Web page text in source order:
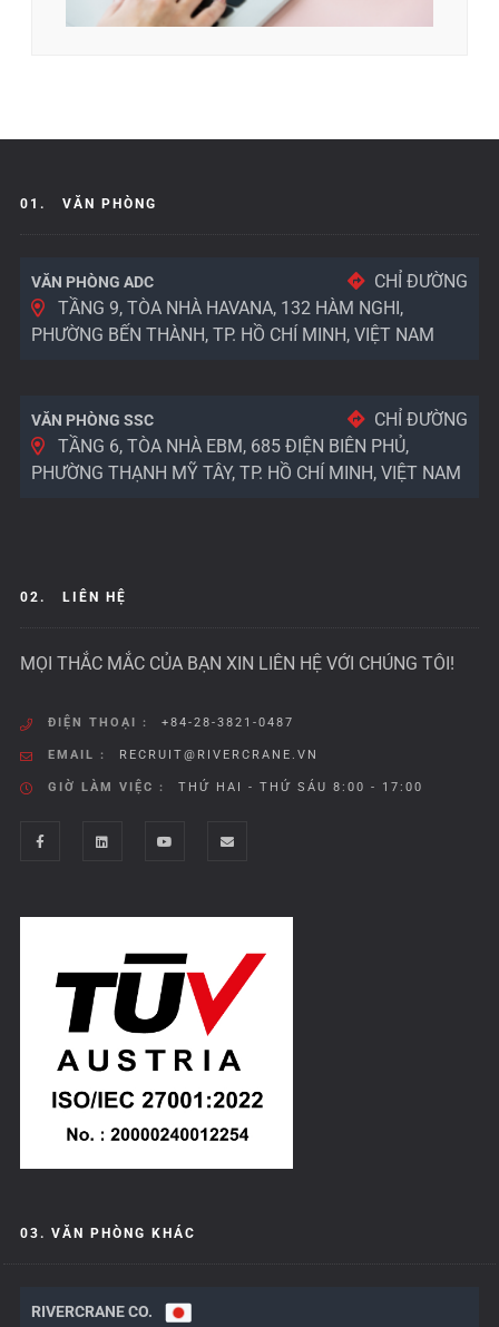
01. VĂN PHÒNG
VĂN PHÒNG ADC
CHỈ ĐƯỜNG
TẦNG 9, TÒA NHÀ HAVANA, 132 HÀM NGHI,
PHƯỜNG BẾN THÀNH, TP. HỒ CHÍ MINH, VIỆT NAM
VĂN PHÒNG SSC
CHỈ ĐƯỜNG
TẦNG 6, TÒA NHÀ EBM, 685 ĐIỆN BIÊN PHỦ,
PHƯỜNG THẠNH MỸ TÂY, TP. HỒ CHÍ MINH, VIỆT NAM
02. LIÊN HỆ
MỌI THẮC MẮC CỦA BẠN XIN LIÊN HỆ VỚI CHÚNG TÔI!
ĐIỆN THOẠI : +84-28-3821-0487
EMAIL : RECRUIT@RIVERCRANE.VN
GIỜ LÀM VIỆC : THỨ HAI - THỨ SÁU 8:00 - 17:00
03. VĂN PHÒNG KHÁC
RIVERCRANE CO.